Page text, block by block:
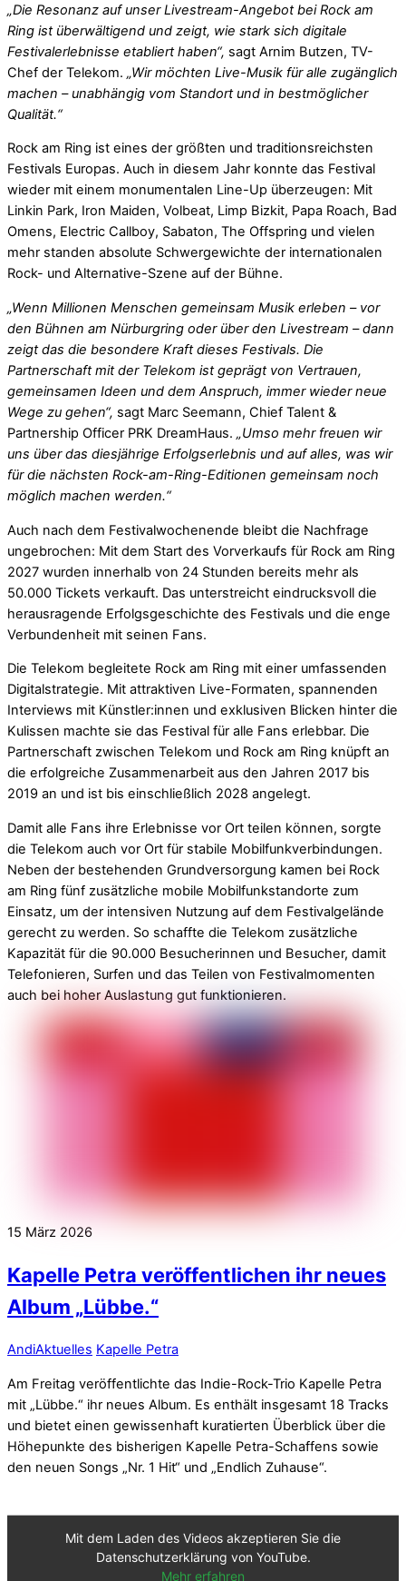
„Die Resonanz auf unser Livestream-Angebot bei Rock am
Ring ist überwältigend und zeigt, wie stark sich digitale
Festivalerlebnisse etabliert haben“, sagt Arnim Butzen, TV-
Chef der Telekom. „Wir möchten Live-Musik für alle zugänglich
machen – unabhängig vom Standort und in bestmöglicher
Qualität.“
Rock am Ring ist eines der größten und traditionsreichsten
Festivals Europas. Auch in diesem Jahr konnte das Festival
wieder mit einem monumentalen Line-Up überzeugen: Mit
Linkin Park, Iron Maiden, Volbeat, Limp Bizkit, Papa Roach, Bad
Omens, Electric Callboy, Sabaton, The Offspring und vielen
mehr standen absolute Schwergewichte der internationalen
Rock- und Alternative-Szene auf der Bühne.
„Wenn Millionen Menschen gemeinsam Musik erleben – vor
den Bühnen am Nürburgring oder über den Livestream – dann
zeigt das die besondere Kraft dieses Festivals. Die
Partnerschaft mit der Telekom ist geprägt von Vertrauen,
gemeinsamen Ideen und dem Anspruch, immer wieder neue
Wege zu gehen“, sagt Marc Seemann, Chief Talent &
Partnership Officer PRK DreamHaus. „Umso mehr freuen wir
uns über das diesjährige Erfolgserlebnis und auf alles, was wir
für die nächsten Rock-am-Ring-Editionen gemeinsam noch
möglich machen werden.“
Auch nach dem Festivalwochenende bleibt die Nachfrage
ungebrochen: Mit dem Start des Vorverkaufs für Rock am Ring
2027 wurden innerhalb von 24 Stunden bereits mehr als
50.000 Tickets verkauft. Das unterstreicht eindrucksvoll die
herausragende Erfolgsgeschichte des Festivals und die enge
Verbundenheit mit seinen Fans.
Die Telekom begleitete Rock am Ring mit einer umfassenden
Digitalstrategie. Mit attraktiven Live-Formaten, spannenden
Interviews mit Künstler:innen und exklusiven Blicken hinter die
Kulissen machte sie das Festival für alle Fans erlebbar. Die
Partnerschaft zwischen Telekom und Rock am Ring knüpft an
die erfolgreiche Zusammenarbeit aus den Jahren 2017 bis
2019 an und ist bis einschließlich 2028 angelegt.
Damit alle Fans ihre Erlebnisse vor Ort teilen können, sorgte
die Telekom auch vor Ort für stabile Mobilfunkverbindungen.
Neben der bestehenden Grundversorgung kamen bei Rock
am Ring fünf zusätzliche mobile Mobilfunkstandorte zum
Einsatz, um der intensiven Nutzung auf dem Festivalgelände
gerecht zu werden. So schaffte die Telekom zusätzliche
Kapazität für die 90.000 Besucherinnen und Besucher, damit
Telefonieren, Surfen und das Teilen von Festivalmomenten
auch bei hoher Auslastung gut funktionieren.
15 März 2026
Kapelle Petra veröffentlichen ihr neues
Album „Lübbe.“
AndiAktuelles Kapelle Petra
Am Freitag veröffentlichte das Indie-Rock-Trio Kapelle Petra
mit „Lübbe.“ ihr neues Album. Es enthält insgesamt 18 Tracks
und bietet einen gewissenhaft kuratierten Überblick über die
Höhepunkte des bisherigen Kapelle Petra-Schaffens sowie
den neuen Songs „Nr. 1 Hit“ und „Endlich Zuhause“.
Mit dem Laden des Videos akzeptieren Sie die
Datenschutzerklärung von YouTube.
Mehr erfahren